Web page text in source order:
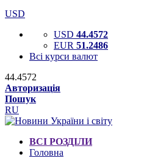
USD
USD 44.4572
EUR 51.2486
Всі курси валют
44.4572
Авторизація
Пошук
RU
ВСІ РОЗДІЛИ
Головна